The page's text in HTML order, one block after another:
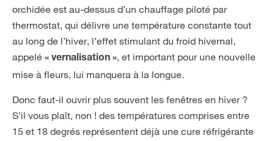
orchidée est au-dessus d’un chauffage piloté par
thermostat, qui délivre une température constante tout
au long de l’hiver, l’effet stimulant du froid hivernal,
appelé « vernalisation », et important pour une nouvelle
mise à fleurs, lui manquera à la longue.
Donc faut-il ouvrir plus souvent les fenêtres en hiver ?
S’il vous plaît, non ! des températures comprises entre
15 et 18 degrés représentent déjà une cure réfrigérante